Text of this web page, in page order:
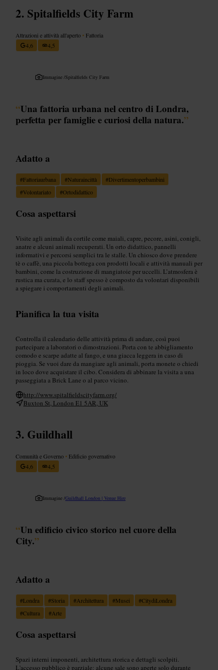
Spitalfields City Farm
Attrazioni e attività all'aperto • Fattoria
4,6
4,5
Immagine /Spitalfields City Farm
“Una fattoria urbana nel centro di Londra,
perfetta per famiglie e curiosi della natura.”
Adatto a
#Fattoriaurbana #Naturaincittà #Divertimentoperbambini
#Volontariato #Ortodidattico
Cosa aspettarsi
Visite agli animali da cortile come maiali, capre, pecore, asini, conigli,
anatre e alcuni animali recuperati. Un orto didattico, pannelli
informativi e percorsi semplici tra le stalle. Un chiosco dove prendere
tè o caffè, una piccola bottega con prodotti locali e attività manuali per
bambini, come la costruzione di mangiatoie per uccelli. L’atmosfera è
rustica ma curata, e lo staff spesso è composto da volontari disponibili
a spiegare i comportamenti degli animali.
Pianifica la tua visita
Controlla il calendario delle attività prima di andare, così puoi
partecipare a laboratori o dimostrazioni. Porta con te abbigliamento
comodo e scarpe adatte al fango, e una giacca leggera in caso di
pioggia. Se vuoi dare da mangiare agli animali, porta monete o chiedi
in loco dove acquistare il cibo. Considera di abbinare la visita a una
passeggiata a Brick Lane o al parco vicino.
http://www.spitalfieldscityfarm.org/
Buxton St, London E1 5AR, UK
Guildhall
Comunità e Governo • Edificio governativo
4,6
4,5
Immagine /Guildhall London | Venue Hire
“Un edificio civico storico nel cuore della
City.”
Adatto a
#Londra #Storia #Architettura #Musei #CitydiLondra
#Cultura #Arte
Cosa aspettarsi
Spazi interni imponenti, architettura storica e dettagli scolpiti.
L'accesso pubblico è parziale: alcune sale sono aperte solo durante